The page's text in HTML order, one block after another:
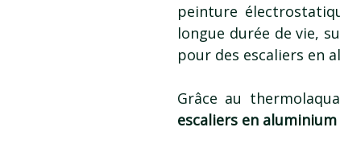
peinture
longue durée de vie,
pour des escaliers en
Grâce au
escaliers en aluminium